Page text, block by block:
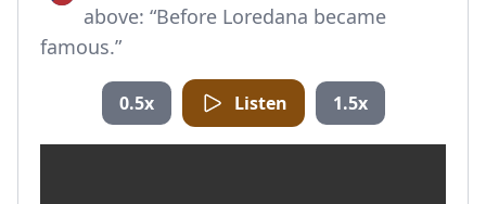
above: “Before Loredana became
famous.”
0.5x Listen 1.5x